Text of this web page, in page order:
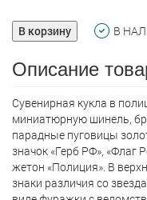
В корзину В
Описание
Сувенирная кукла в
миниатюрную шинель,
парадные пуговицы
значок «Герб РФ», «Флаг
жетон «Полиция». В
знаки различия со